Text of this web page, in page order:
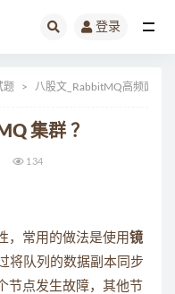
登录
题 八股文_RabbitMQ高频面试题
集群 ？
134
，常用的做法是使用镜
将队列的数据副本同步
节点发生故障，其他节